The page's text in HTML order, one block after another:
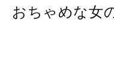
おちゃめな女